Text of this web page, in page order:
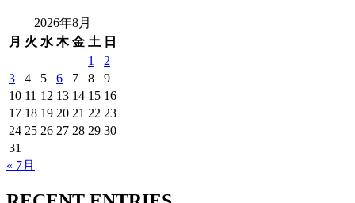
2026年8月
月 火 水 木 金 土 日
1
2
3
4 5 6 7 8
9
10 11 12 13 14 15 16
17 18 19 20 21 22 23
24 25 26 27 28 29 30
31
« 7月